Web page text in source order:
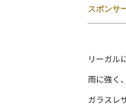
スポンサ
リーガル
雨に強く
ガラスレ